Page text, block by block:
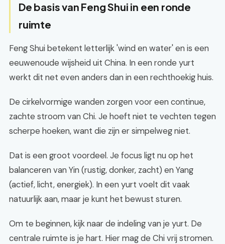
De basis van Feng Shui in een ronde
ruimte
Feng Shui betekent letterlijk 'wind en water' en is een
eeuwenoude wijsheid uit China. In een ronde yurt
werkt dit net even anders dan in een rechthoekig huis.
De cirkelvormige wanden zorgen voor een continue,
zachte stroom van Chi. Je hoeft niet te vechten tegen
scherpe hoeken, want die zijn er simpelweg niet.
Dat is een groot voordeel. Je focus ligt nu op het
balanceren van Yin (rustig, donker, zacht) en Yang
(actief, licht, energiek). In een yurt voelt dit vaak
natuurlijk aan, maar je kunt het bewust sturen.
Om te beginnen, kijk naar de indeling van je yurt. De
centrale ruimte is je hart. Hier mag de Chi vrij stromen.